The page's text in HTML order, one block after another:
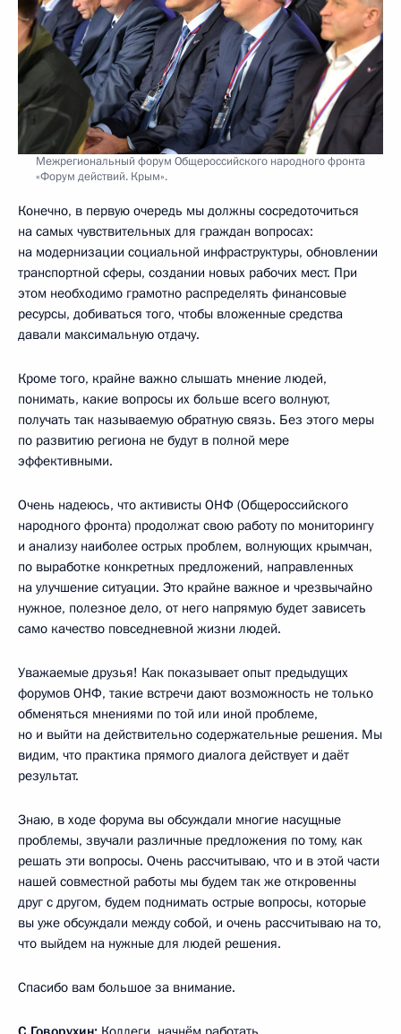
Межрегиональный форум Общероссийского народного фронта
«Форум действий. Крым».
Конечно, в первую очередь мы должны сосредоточиться
на самых чувствительных для граждан вопросах:
на модернизации социальной инфраструктуры, обновлении
транспортной сферы, создании новых рабочих мест. При
этом необходимо грамотно распределять финансовые
ресурсы, добиваться того, чтобы вложенные средства
давали максимальную отдачу.
Кроме того, крайне важно слышать мнение людей,
понимать, какие вопросы их больше всего волнуют,
получать так называемую обратную связь. Без этого меры
по развитию региона не будут в полной мере
эффективными.
Очень надеюсь, что активисты ОНФ (Общероссийского
народного фронта) продолжат свою работу по мониторингу
и анализу наиболее острых проблем, волнующих крымчан,
по выработке конкретных предложений, направленных
на улучшение ситуации. Это крайне важное и чрезвычайно
нужное, полезное дело, от него напрямую будет зависеть
само качество повседневной жизни людей.
Уважаемые друзья! Как показывает опыт предыдущих
форумов ОНФ, такие встречи дают возможность не только
обменяться мнениями по той или иной проблеме,
но и выйти на действительно содержательные решения. Мы
видим, что практика прямого диалога действует и даёт
результат.
Знаю, в ходе форума вы обсуждали многие насущные
проблемы, звучали различные предложения по тому, как
решать эти вопросы. Очень рассчитываю, что и в этой части
нашей совместной работы мы будем так же откровенны
друг с другом, будем поднимать острые вопросы, которые
вы уже обсуждали между собой, и очень рассчитываю на то,
что выйдем на нужные для людей решения.
Спасибо вам большое за внимание.